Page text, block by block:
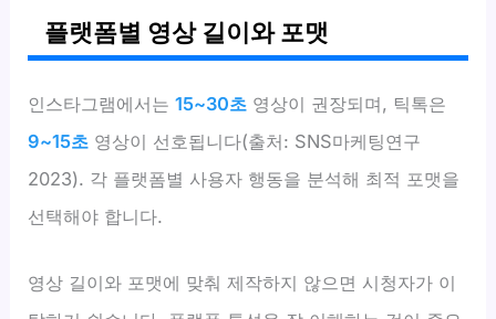
플랫폼별 영상 길이와 포맷
인스타그램에서는15~30초 영상이 권장되며, 틱톡은
9~15초 영상이 선호됩니다(출처: SNS마케팅연구
2023). 각 플랫폼별 사용자 행동을 분석해 최적 포맷을
선택해야 합니다.
영상 길이와 포맷에 맞춰 제작하지 않으면 시청자가 이